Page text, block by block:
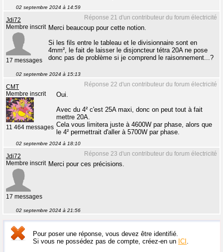
02 septembre 2024 à 14:59
Réponse 21 d'un contributeur du forum électricité
Jdi72
Membre inscrit
17 messages
Merci beaucoup pour cette notion.
Si les fils entre le tableau et le divisionnaire sont en
4mm², le fait de laisser le disjoncteur tétra 20A ne pose
donc pas de problème si je comprend le raisonnement...?
02 septembre 2024 à 15:13
Réponse 22 d'un contributeur du forum électricité
CMT
Membre inscrit
11 464 messages
Oui.
Avec du 4² c'est 25A maxi, donc on peut tout à fait
mettre 20A.
Cela vous limitera juste à 4600W par phase, alors que
le 4² permettrait d'aller à 5700W par phase.
02 septembre 2024 à 18:10
Réponse 23 d'un contributeur du forum électricité
Jdi72
Membre inscrit
17 messages
Merci pour ces précisions.
02 septembre 2024 à 21:56
Pour poser une réponse, vous devez être identifié.
Si vous ne possédez pas de compte, créez-en un ICI